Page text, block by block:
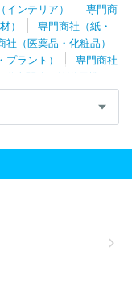
法令
富士ゼロックス
株式会社ヨネヤマ
・インフォテック
旭洋株式会社
太平紙業
株式会社イシカワ
平
ウ
中央紙通商株式
三菱王子紙販売株
インテリア）
専門商
）
専門商社（紙・
社（医薬品・化粧品）
ラント）
専門商社
動車関連・輸送用機
具・事務用品・日用
専門商社（その他）